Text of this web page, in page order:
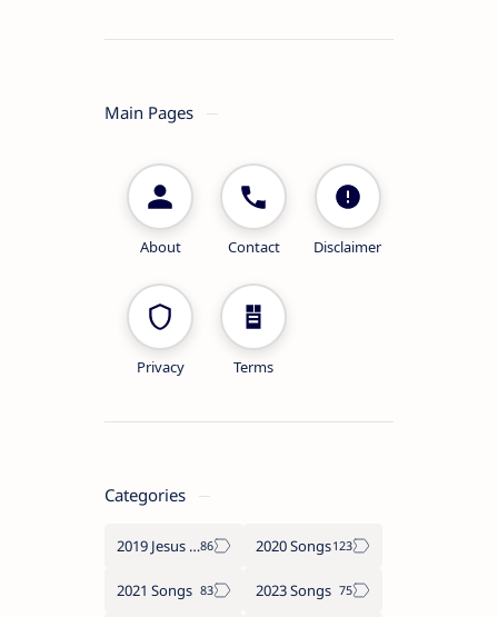
Main Pages
About Contact Disclaimer
Privacy Terms
Categories
2019 Jesus songs 2020 Songs
2021 Songs 2023 Songs